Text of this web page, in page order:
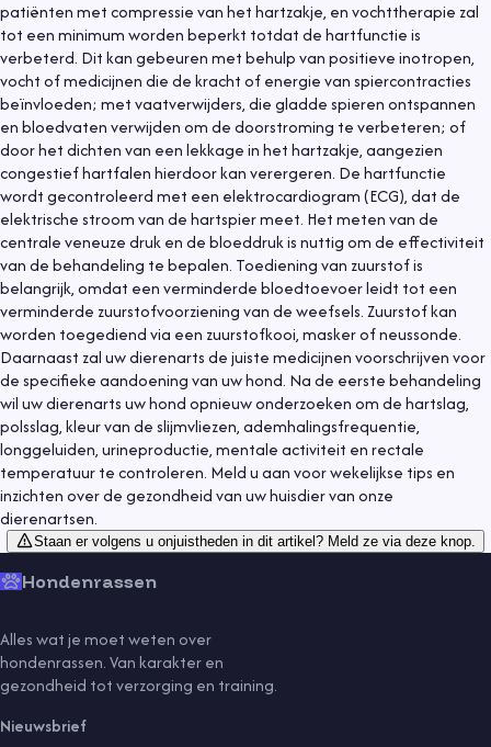
patiënten met compressie van het hartzakje, en vochttherapie zal
tot een minimum worden beperkt totdat de hartfunctie is
verbeterd. Dit kan gebeuren met behulp van positieve inotropen,
vocht of medicijnen die de kracht of energie van spiercontracties
beïnvloeden; met vaatverwijders, die gladde spieren ontspannen
en bloedvaten verwijden om de doorstroming te verbeteren; of
door het dichten van een lekkage in het hartzakje, aangezien
congestief hartfalen hierdoor kan verergeren. De hartfunctie
wordt gecontroleerd met een elektrocardiogram (ECG), dat de
elektrische stroom van de hartspier meet. Het meten van de
centrale veneuze druk en de bloeddruk is nuttig om de effectiviteit
van de behandeling te bepalen. Toediening van zuurstof is
belangrijk, omdat een verminderde bloedtoevoer leidt tot een
verminderde zuurstofvoorziening van de weefsels. Zuurstof kan
worden toegediend via een zuurstofkooi, masker of neussonde.
Daarnaast zal uw dierenarts de juiste medicijnen voorschrijven voor
de specifieke aandoening van uw hond. Na de eerste behandeling
wil uw dierenarts uw hond opnieuw onderzoeken om de hartslag,
polsslag, kleur van de slijmvliezen, ademhalingsfrequentie,
longgeluiden, urineproductie, mentale activiteit en rectale
temperatuur te controleren. Meld u aan voor wekelijkse tips en
inzichten over de gezondheid van uw huisdier van onze
dierenartsen.
Staan er volgens u onjuistheden in dit artikel? Meld ze via deze knop.
Hondenrassen
Alles wat je moet weten over
hondenrassen. Van karakter en
gezondheid tot verzorging en training.
Nieuwsbrief